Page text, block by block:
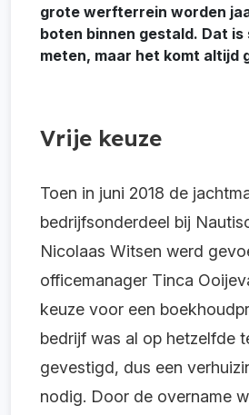
grote werfterrein worden
boten binnen gestald. Dat is
meten, maar het komt altijd
Vrije keuze
Toen in juni 2018 de
bedrijfsonderdeel bij
Nicolaas Witsen werd
officemanager Tinca
keuze voor een
bedrijf was al op hetzelfde
gevestigd, dus een
nodig. Door de overname